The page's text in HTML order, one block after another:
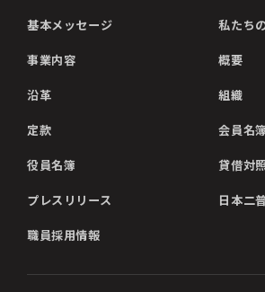
基本メッセージ 私たち
事業内容 概要
沿革 組織
定款 会員名簿
役員名簿 貸借対
プレスリリース 日本二
職員採用情報